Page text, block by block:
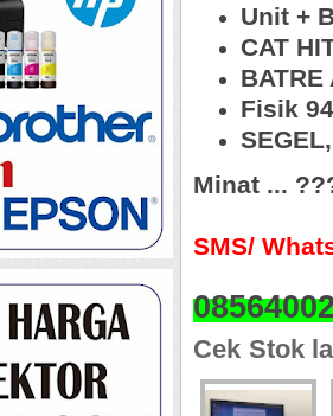
Unit +
CAT
BATRE
Fisik
Minat ...
SMS/
Cek Stok